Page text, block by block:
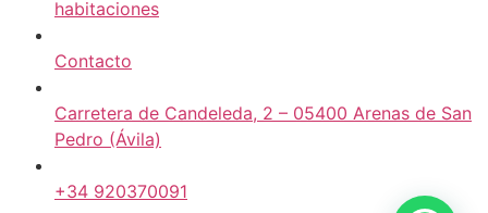
habitaciones
Contacto
Carretera de Candeleda, 2 – 05400 Arenas de San
Pedro (Ávila)
+34 920370091